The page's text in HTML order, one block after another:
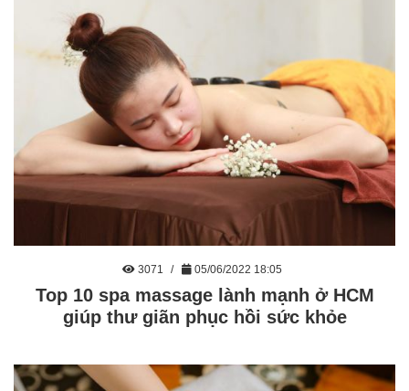
3071 05/06/2022 18:05
Top 10 spa massage lành mạnh ở HCM
giúp thư giãn phục hồi sức khỏe